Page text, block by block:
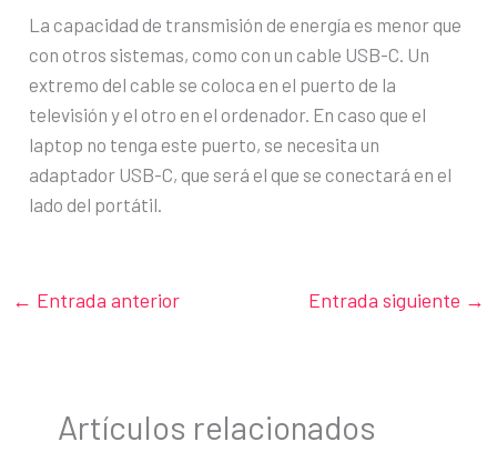
La capacidad de transmisión de energía es menor que
con otros sistemas, como con un cable USB-C. Un
extremo del cable se coloca en el puerto de la
televisión y el otro en el ordenador. En caso que el
laptop no tenga este puerto, se necesita un
adaptador USB-C, que será el que se conectará en el
lado del portátil.
← Entrada anterior Entrada siguiente →
Artículos relacionados